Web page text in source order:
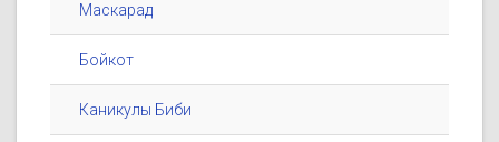
Маскарад
Бойкот
Каникулы Биби